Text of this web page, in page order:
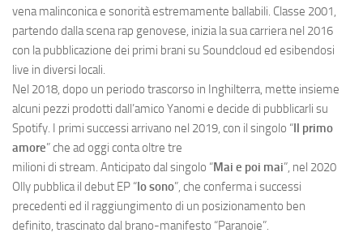
vena malinconica e sonorità estremamente ballabili. Classe 2001,
partendo dalla scena rap genovese, inizia la sua carriera nel 2016
con la pubblicazione dei primi brani su Soundcloud ed esibendosi
live in diversi locali.
Nel 2018, dopo un periodo trascorso in Inghilterra, mette insieme
alcuni pezzi prodotti dall’amico Yanomi e decide di pubblicarli su
Spotify. I primi successi arrivano nel 2019, con il singolo “Il primo
amore” che ad oggi conta oltre tre
milioni di stream. Anticipato dal singolo “Mai e poi mai”, nel 2020
Olly pubblica il debut EP “Io sono”, che conferma i successi
precedenti ed il raggiungimento di un posizionamento ben
definito, trascinato dal brano-manifesto “Paranoie”.